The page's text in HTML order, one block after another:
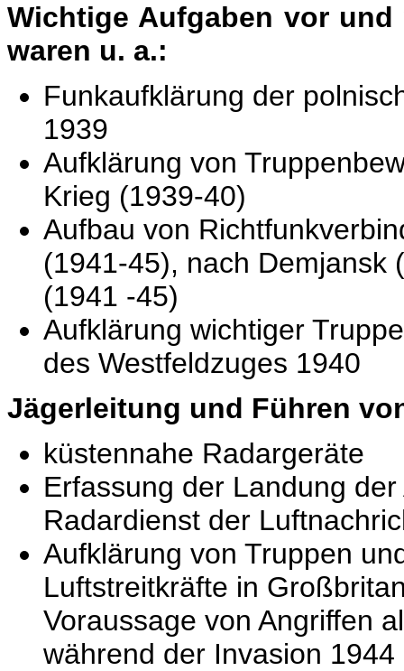
Wichtige Aufgaben vor
waren u. a.:
Funkaufklärung der
1939
Aufklärung von
Krieg (1939-40)
Aufbau von
(1941-45), nach Demjansk
(1941 -45)
Aufklärung wichtiger
des Westfeldzuges 1940
Jägerleitung und Führen
küstennahe Radargeräte
Erfassung der Landung
Radardienst der
Aufklärung von Truppen
Luftstreitkräfte in
Voraussage von Angriffen
während der Invasion 1944